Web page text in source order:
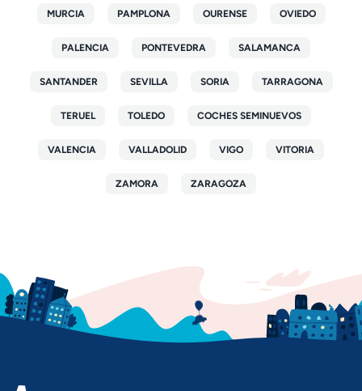
MURCIA PAMPLONA OURENSE OVIEDO
PALENCIA PONTEVEDRA SALAMANCA
SANTANDER SEVILLA SORIA TARRAGONA
TERUEL TOLEDO COCHES SEMINUEVOS
VALENCIA VALLADOLID VIGO VITORIA
ZAMORA ZARAGOZA